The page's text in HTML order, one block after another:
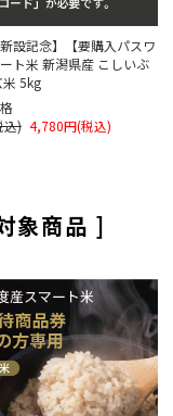
新設記念】【要購入パスワ
ト米 新潟県産 こしいぶ
米 5kg
込) 4,780円(税込)
象商品 ]